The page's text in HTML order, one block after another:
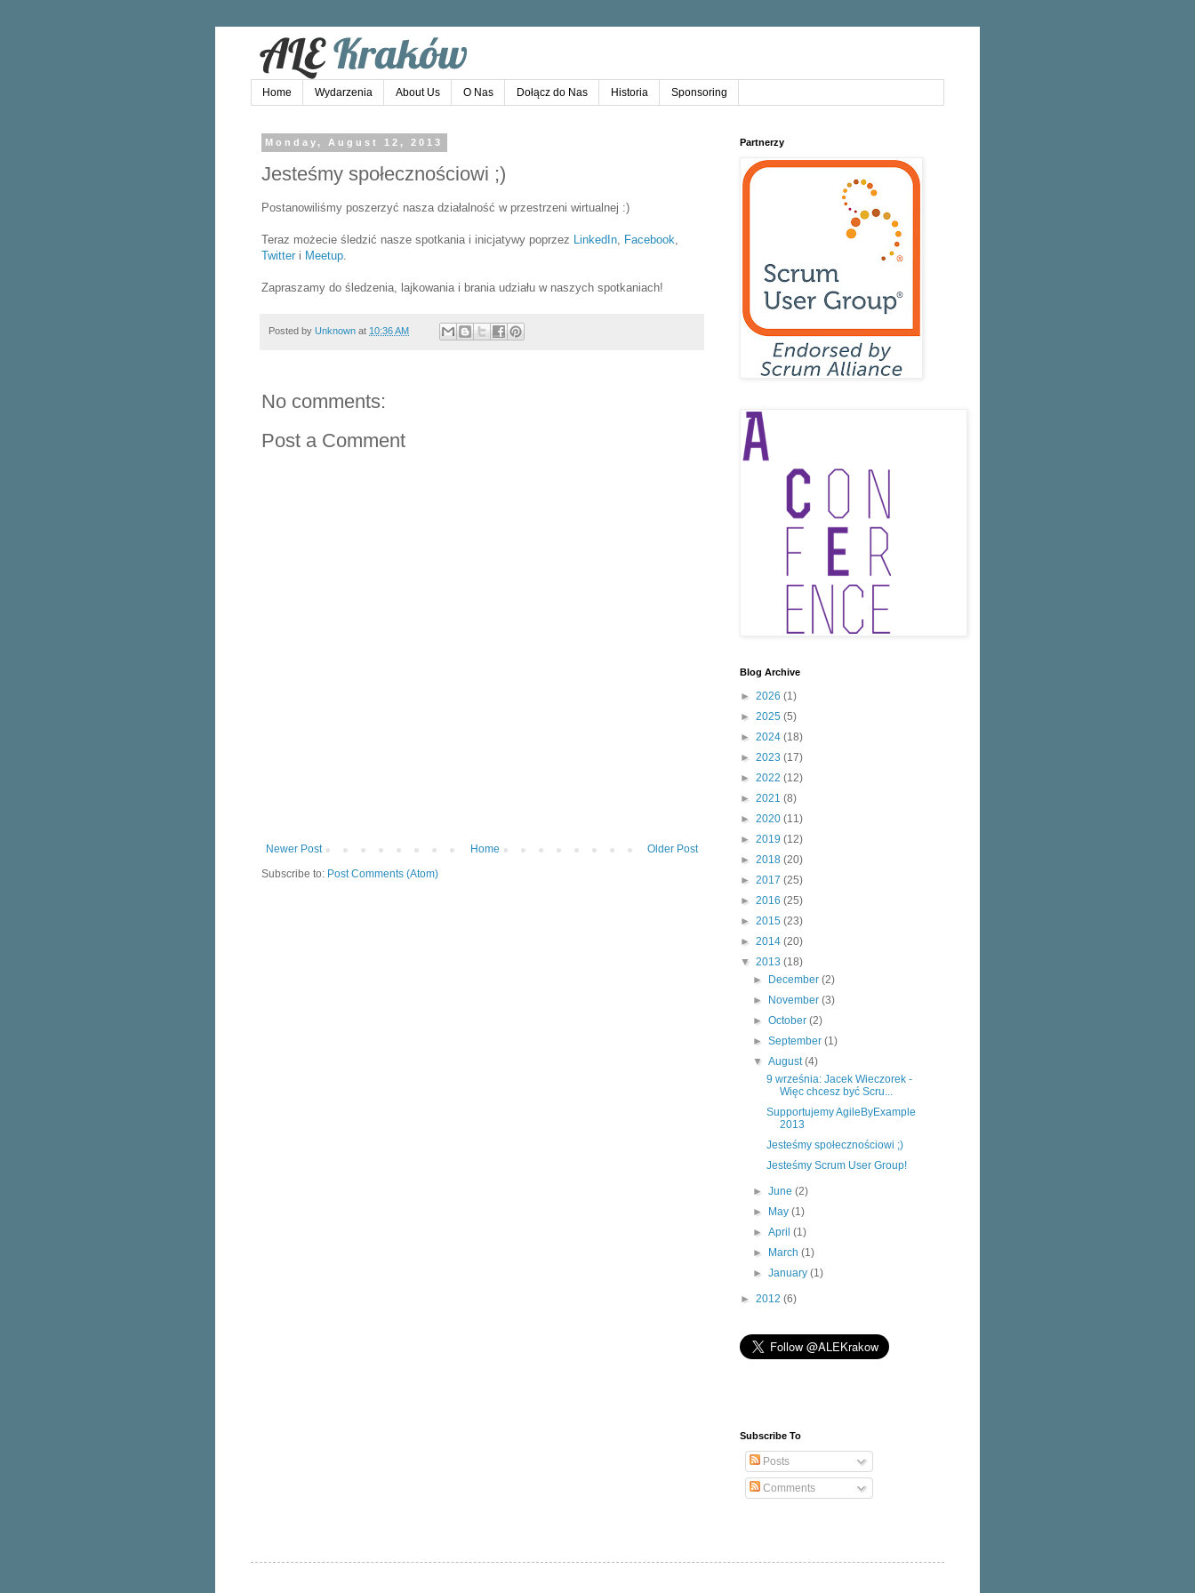
Home Wydarzenia About Us O Nas Dołącz do Nas Historia Sponsoring
Monday, August 12, 2013
Jesteśmy społecznościowi ;)
Postanowiliśmy poszerzyć nasza działalność w przestrzeni wirtualnej :)
Teraz możecie śledzić nasze spotkania i inicjatywy poprzez LinkedIn, Facebook,
Twitter i Meetup.
Zapraszamy do śledzenia, lajkowania i brania udziału w naszych spotkaniach!
Posted by Unknown at 10:36 AM
No comments:
Post a Comment
Newer Post Older Post
Home
Subscribe to: Post Comments (Atom)
Partnerzy
Blog Archive
► 2026 (1)
► 2025 (5)
► 2024 (18)
► 2023 (17)
► 2022 (12)
► 2021 (8)
► 2020 (11)
► 2019 (12)
► 2018 (20)
► 2017 (25)
► 2016 (25)
► 2015 (23)
► 2014 (20)
▼ 2013 (18)
►
December(2)
►
November(3)
►October(2)
►September(1)
▼August(4)
9 września: Jacek Wieczorek -
Więc chcesz być Scru...
Supportujemy AgileByExample
2013
Jesteśmy społecznościowi ;)
Jesteśmy Scrum User Group!
►June(2)
►
May(1)
►April(1)
►
March(1)
►January(1)
► 2012 (6)
Subscribe To
Posts
Comments